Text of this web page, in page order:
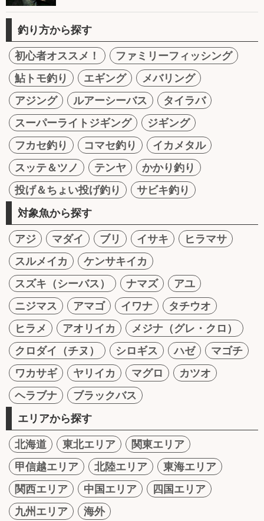
釣り方から探す
初心者オススメ！
ファミリーフィッシング
鮎トモ釣り
エギング
メバリング
アジング
ルアーシーバス
タイラバ
スーパーライトジギング
ジギング
フカセ釣り
コマセ釣り
イカメタル
スッテ＆ツノ
テンヤ
かかり釣り
投げ＆ちょい投げ釣り
サビキ釣り
対象魚から探す
アジ マダイ ブリ イサキ
ヒラマサ
スルメイカ
ケンサキイカ
スズキ（シーバス）
ナマズ
アユ
ニジマス
アマゴ イワナ
タチウオ
ヒラメ
アオリイカ
メジナ（グレ・クロ）
クロダイ（チヌ）
シロギス ハゼ
マゴチ
ワカサギ
ヤリイカ マグロ
カツオ
ヘラブナ
ブラックバス
エリアから探す
北海道 東北エリア
関東エリア
甲信越エリア
北陸エリア
東海エリア
関西エリア
中国エリア
四国エリア
九州エリア
海外